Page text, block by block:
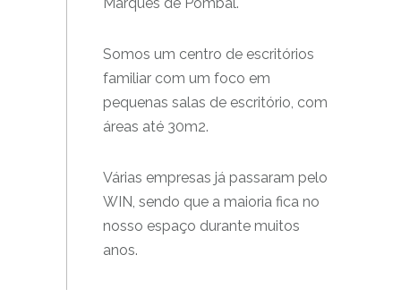
Somos um centro de escritórios
familiar com um foco em
pequenas salas de escritório, com
áreas até 30m2.
Várias empresas já passaram pelo
WIN, sendo que a maioria fica no
nosso espaço durante muitos
anos.